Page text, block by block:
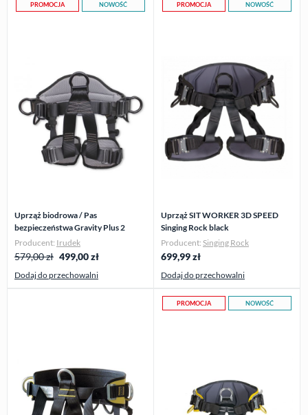
PROMOCJA NOWOŚĆ
Uprząż biodrowa / Pas
bezpieczeństwa Gravity Plus 2
Irudek
Producent: Irudek
579,00 zł 499,00zł
Dodaj do przechowalni
PROMOCJA NOWOŚĆ
Uprząż SIT WORKER 3D SPEED
Singing Rock black
Producent: Singing Rock
699,99zł
Dodaj do przechowalni
PROMOCJA NOWOŚĆ